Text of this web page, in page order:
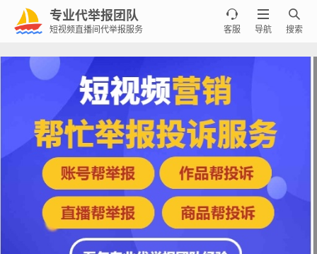
专业代举报团队
短视频直播间代举报服务

搜索

导航

客服